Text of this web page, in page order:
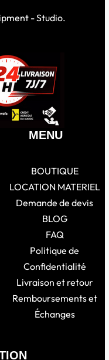
- Studio.
MENU
BOUTIQUE
LOCATION MATERIEL
Demande de devis
BLOG
FAQ
Politique de
Confidentialité
Livraison et retour
Remboursements et
Échanges